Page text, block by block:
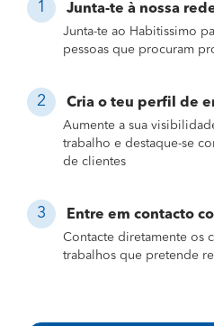
Junta-te à nossa
Junta-te ao Habitissimo
pessoas que procuram
Cria o teu perfil de
Aumente a sua
trabalho e destaque-se
de clientes
Entre em contacto
Contacte diretamente os
trabalhos que pretende